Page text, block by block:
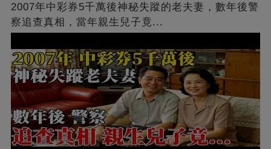
2007年中彩券5千萬後神秘失蹤的老夫妻，數年後警
察追查真相，當年親生兒子竟...